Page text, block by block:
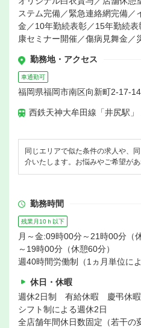
ステム完備／緊急連絡網完備／
金／10年勤続表彰／15年勤続
康セミナー開催／傷病見舞金／
勤務地・アクセス
車通勤可
福岡県福岡市南区向新町2-17-14
西鉄天神大牟田線「井尻駅
同じエリアで似た条件の求人や、
介いたします。お悩みやご希望が
勤務時間
残業月10ｈ以下
月～金:09時00分～21時00分（
～19時00分（休憩60分）
週40時間労働制（1ヵ月単位に
休日・休暇
週休2日制 有給休暇 慶弔休
シフト制による週休2日
全店舗年間休日数固定（若干の